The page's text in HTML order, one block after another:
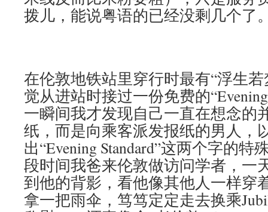
拨儿，能说粤语的已经没剩几个了
在伦敦地铁站里穿行时最有“浮生
觉从进站时接过一份免费的
一瞬间我才发现自己一直在想念的
纸，而是向乘客派发报纸的男人，
出“Evening Standard”这两个字的
段时间我爸来伦敦做访问学者，一
到他的背影，看他像其他人一样穿
拿一把雨伞，笃笃定定走去换乘